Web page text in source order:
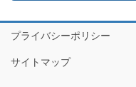
プライバシーポリシー
サイトマップ